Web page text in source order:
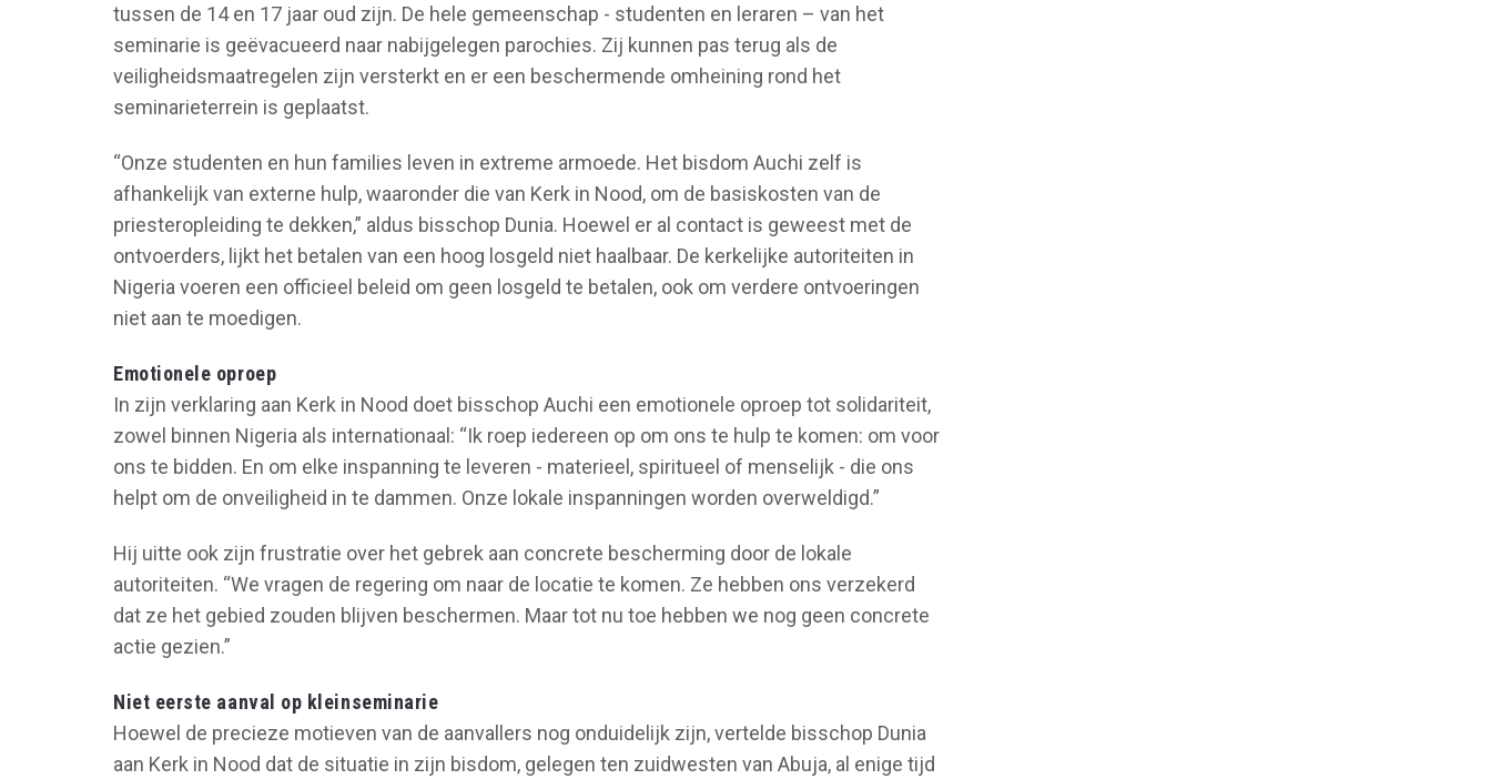
tussen de 14 en 17 jaar oud zijn. De hele gemeenschap - studenten en leraren – van het
seminarie is geëvacueerd naar nabijgelegen parochies. Zij kunnen pas terug als de
veiligheidsmaatregelen zijn versterkt en er een beschermende omheining rond het
seminarieterrein is geplaatst.
“Onze studenten en hun families leven in extreme armoede. Het bisdom Auchi zelf is
afhankelijk van externe hulp, waaronder die van Kerk in Nood, om de basiskosten van de
priesteropleiding te dekken,” aldus bisschop Dunia. Hoewel er al contact is geweest met de
ontvoerders, lijkt het betalen van een hoog losgeld niet haalbaar. De kerkelijke autoriteiten in
Nigeria voeren een officieel beleid om geen losgeld te betalen, ook om verdere ontvoeringen
niet aan te moedigen.
Emotionele oproep
In zijn verklaring aan Kerk in Nood doet bisschop Auchi een emotionele oproep tot solidariteit,
zowel binnen Nigeria als internationaal: “Ik roep iedereen op om ons te hulp te komen: om voor
ons te bidden. En om elke inspanning te leveren - materieel, spiritueel of menselijk - die ons
helpt om de onveiligheid in te dammen. Onze lokale inspanningen worden overweldigd.”
Hij uitte ook zijn frustratie over het gebrek aan concrete bescherming door de lokale
autoriteiten. “We vragen de regering om naar de locatie te komen. Ze hebben ons verzekerd
dat ze het gebied zouden blijven beschermen. Maar tot nu toe hebben we nog geen concrete
actie gezien.”
Niet eerste aanval op kleinseminarie
Hoewel de precieze motieven van de aanvallers nog onduidelijk zijn, vertelde bisschop Dunia
aan Kerk in Nood dat de situatie in zijn bisdom, gelegen ten zuidwesten van Abuja, al enige tijd